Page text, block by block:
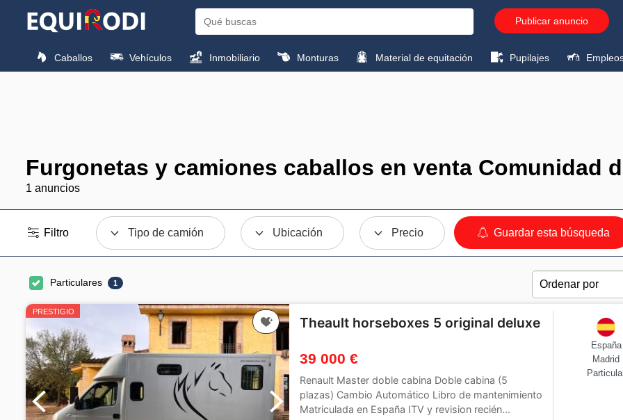
Publicar anuncio
Caballos Vehículos Inmobiliario Monturas Material de equitación Pupilajes
Furgonetas y camiones caballos en venta Comunidad
1 anuncios
Filtro Tipo de camión Ubicación Precio Guardar esta búsqueda
Particulares 1
PRESTIGIO
Theault horseboxes 5 original deluxe
39 000 €
Renault Master doble cabina Doble cabina (5
plazas) Cambio Automático Libro de mantenimiento
Matriculada en España ITV y revision recién...
España
Madrid